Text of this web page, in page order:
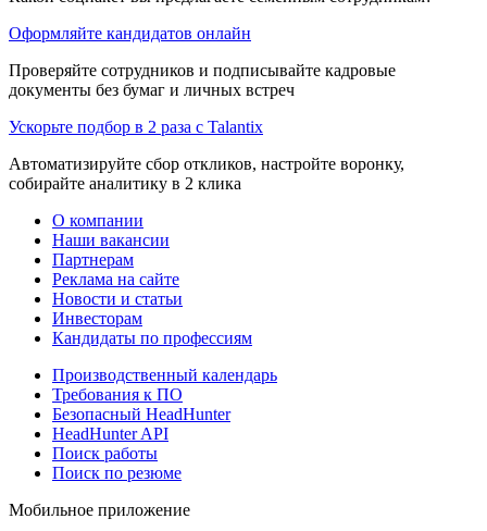
Оформляйте кандидатов онлайн
Проверяйте сотрудников и подписывайте кадровые
документы без бумаг и личных встреч
Ускорьте подбор в 2 раза с Talantix
Автоматизируйте сбор откликов, настройте воронку,
собирайте аналитику в 2 клика
О компании
Наши вакансии
Партнерам
Реклама на сайте
Новости и статьи
Инвесторам
Кандидаты по профессиям
Производственный календарь
Требования к ПО
Безопасный HeadHunter
HeadHunter API
Поиск работы
Поиск по резюме
Мобильное приложение